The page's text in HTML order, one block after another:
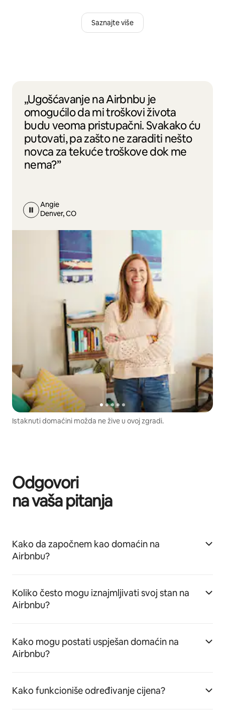
Saznajte više
„Ugošćavanje na Airbnbu je
omogućilo da mi troškovi života
budu veoma pristupačni. Svakako ću
putovati, pa zašto ne zaraditi nešto
novca za tekuće troškove dok me
nema?”
Angie
Denver, CO
Istaknuti domaćini možda ne žive u ovoj zgradi.
Odgovori
na vaša pitanja
Kako da započnem kao domaćin na
Airbnbu?
Koliko često mogu iznajmljivati svoj stan na
Airbnbu?
Kako mogu postati uspješan domaćin na
Airbnbu?
Kako funkcioniše određivanje cijena?